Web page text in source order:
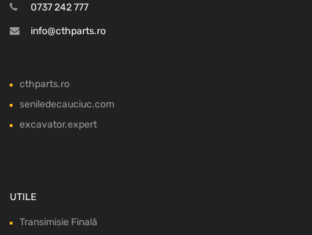
0737 242 777
info@cthparts.ro
cthparts.ro
seniledecauciuc.com
excavator.expert
UTILE
Transimisie Finală